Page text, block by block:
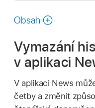
příručce
Obsah
Vymazání
v aplikaci
V aplikaci News
četby a změnit